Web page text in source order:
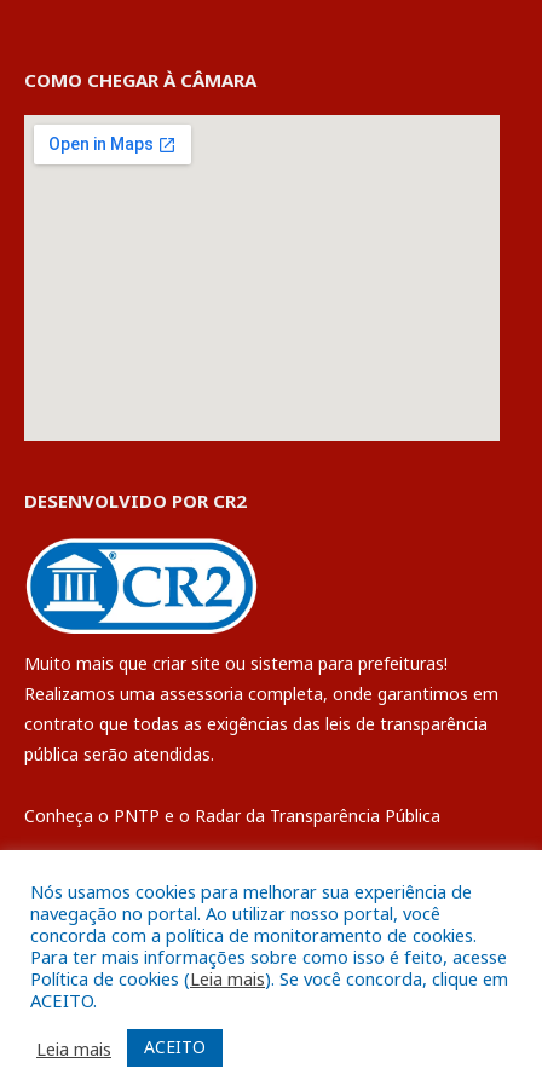
COMO CHEGAR À CÂMARA
DESENVOLVIDO POR CR2
Muito mais que criar site ou sistema para prefeituras!
Realizamos uma assessoria completa, onde garantimos em
contrato que todas as exigências das leis de transparência
pública serão atendidas.
Conheça o PNTP e o Radar da Transparência Pública
Todos os direitos reservados a Câmara Municipal de Breves
Mapa do Site
Acessar o Webmail
Nós usamos cookies para melhorar sua experiência de
navegação no portal. Ao utilizar nosso portal, você
concorda com a política de monitoramento de cookies.
Para ter mais informações sobre como isso é feito, acesse
Política de cookies (Leia mais). Se você concorda, clique em
ACEITO.
Leia mais
ACEITO